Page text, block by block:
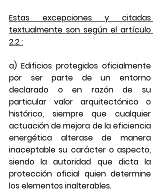
Estas excepciones y citadas
textualmente son según el artículo
2.2 :
a) Edificios protegidos oficialmente
por ser parte de un entorno
declarado o en razón de su
particular valor arquitectónico o
histórico, siempre que cualquier
actuación de mejora de la eficiencia
energética alterase de manera
inaceptable su carácter o aspecto,
siendo la autoridad que dicta la
protección oficial quien determine
los elementos inalterables.